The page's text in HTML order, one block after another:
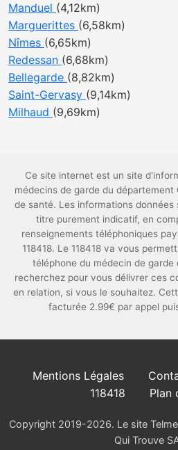
Manduel (4,12km)
Marguerittes (6,58km)
Nîmes (6,65km)
Redessan (6,68km)
Bellegarde (8,82km)
Saint-Gervasy (9,14km)
Milhaud (9,69km)
Ce site internet est un site
médecins de garde du département
de santé. Les informations
titre purement indicatif, en
renseignements téléphoniques
118418. Le 118418 va vous
téléphone du médecin de
recherchez pour vous délivrer ces
en relation, si vous le souhaitez.
facturée 2.99€ par appel
Mentions Légales
118418
Plan
Copyright 2019-2026. Le site
Qui Trouve